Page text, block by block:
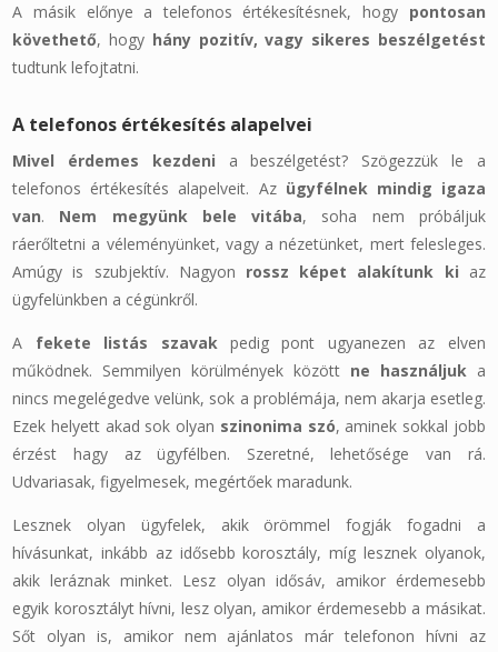
A másik előnye a telefonos értékesítésnek, hogy pontosan
követhető, hogy hány pozitív, vagy sikeres beszélgetést
tudtunk lefojtatni.
A telefonos értékesítés alapelvei
Mivel érdemes kezdeni a beszélgetést? Szögezzük le a
telefonos értékesítés alapelveit. Az ügyfélnek mindig igaza
van. Nem megyünk bele vitába, soha nem próbáljuk
ráerőltetni a véleményünket, vagy a nézetünket, mert felesleges.
Amúgy is szubjektív. Nagyon rossz képet alakítunk ki az
ügyfelünkben a cégünkről.
A fekete listás szavakpedig pont ugyanezen az elven
működnek. Semmilyen körülmények között ne használjuka
nincs megelégedve velünk, sok a problémája, nem akarja esetleg.
Ezek helyett akad sok olyan szinonima szó, aminek sokkal jobb
érzést hagy az ügyfélben. Szeretné, lehetősége van rá.
Udvariasak, figyelmesek, megértőek maradunk.
Lesznek olyan ügyfelek, akik örömmel fogják fogadni a
hívásunkat, inkább az idősebb korosztály, míg lesznek olyanok,
akik leráznak minket. Lesz olyan idősáv, amikor érdemesebb
egyik korosztályt hívni, lesz olyan, amikor érdemesebb a másikat.
Sőt olyan is, amikor nem ajánlatos már telefonon hívni az